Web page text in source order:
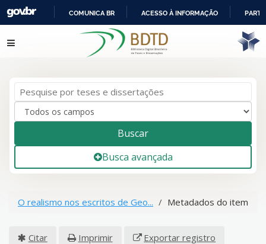
IR
PARA
COMUNICA BR ACESSO À INFORMAÇÃO
Pular para o conteúdo
Buscar
Busca avançada
O realismo nos escritos de Geo... Metadados do item
Citar Imprimir Exportar registro